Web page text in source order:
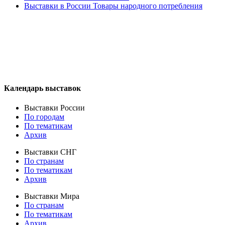
Выставки в России Товары народного потребления
Календарь выставок
Выставки России
По городам
По тематикам
Архив
Выставки СНГ
По странам
По тематикам
Архив
Выставки Мира
По странам
По тематикам
Архив